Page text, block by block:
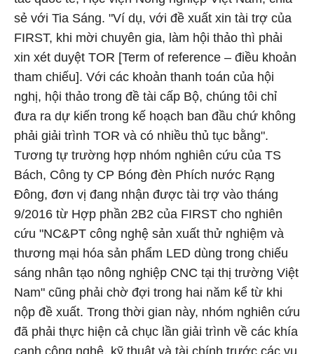
sẻ với Tia Sáng. "Ví dụ, với đề xuất xin tài trợ của
FIRST, khi mời chuyên gia, làm hội thảo thì phải
xin xét duyệt TOR [Term of reference – điều khoản
tham chiếu]. Với các khoản thanh toán của hội
nghị, hội thảo trong đề tài cấp Bộ, chúng tôi chỉ
đưa ra dự kiến trong kế hoạch ban đầu chứ không
phải giải trình TOR và có nhiều thủ tục bằng".
Tương tự trường hợp nhóm nghiên cứu của TS
Bách, Công ty CP Bóng đèn Phích nước Rạng
Đông, đơn vị đang nhận được tài trợ vào tháng
9/2016 từ Hợp phần 2B2 của FIRST cho nghiên
cứu "NC&PT công nghệ sản xuất thử nghiệm và
thương mại hóa sản phẩm LED dùng trong chiếu
sáng nhân tạo nông nghiệp CNC tại thị trường Việt
Nam" cũng phải chờ đợi trong hai năm kể từ khi
nộp đề xuất. Trong thời gian này, nhóm nghiên cứu
đã phải thực hiện cả chục lần giải trình về các khía
cạnh công nghệ, kỹ thuật và tài chính trước các vụ